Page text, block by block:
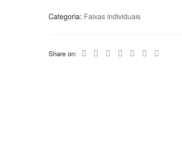
Categoria: Faixas individuais
Share on: